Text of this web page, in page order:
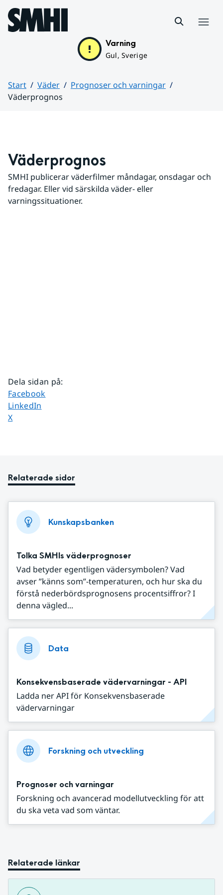
Hoppa till sidans innehåll
Varning
Gul, Sverige
Start Väder
Prognoser och varningar
Väderprognos
Väderprognos
SMHI publicerar väderfilmer måndagar, onsdagar och
fredagar. Eller vid särskilda väder- eller
varningssituationer.
Dela sidan på:
Dela sidan på
Facebook
Dela sidan på
LinkedIn
Dela sidan på
X
Relaterade sidor
Kunskapsbanken
Tolka SMHIs väderprognoser
Vad betyder egentligen vädersymbolen? Vad
avser ”känns som”-temperaturen, och hur ska du
förstå nederbördsprognosens procentsiffror? I
denna vägled...
Data
Konsekvensbaserade vädervarningar - API
Ladda ner API för Konsekvensbaserade
vädervarningar
Forskning och utveckling
Prognoser och varningar
Forskning och avancerad modellutveckling för att
du ska veta vad som väntar.
Relaterade länkar